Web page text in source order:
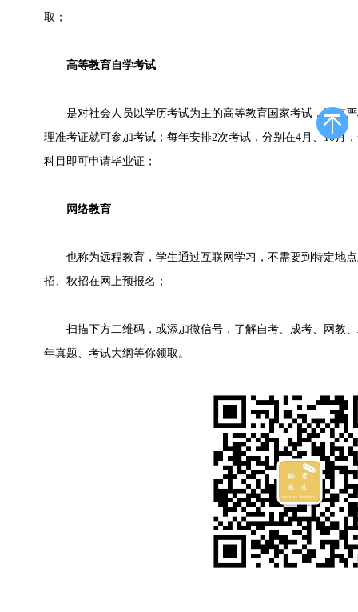
取；
高等教育自学考试
是对社会人员以学历考试为主的高等教育国家考试，没有严
理准考证就可参加考试；每年安排2次考试，分别在4月、10月
科目即可申请毕业证；
网络教育
也称为远程教育，学生通过互联网学习，不需要到特定地点
招、秋招在网上预报名；
扫描下方二维码，或添加微信号，了解自考、成考、网教、
年真题、考试大纲等你领取。